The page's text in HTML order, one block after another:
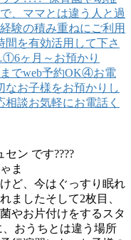
ン です????
ま
ど、今はぐっすり眠れ
ましたそして2枚目、
やお片付けをするスタ
、おうちとは違う場所